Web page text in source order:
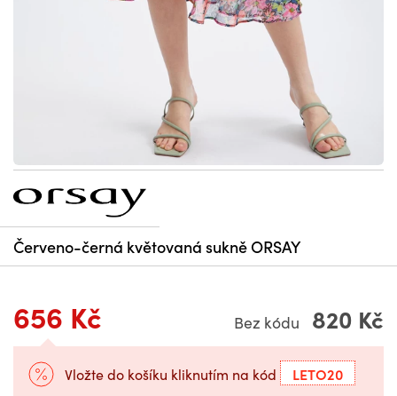
Červeno-černá květovaná sukně ORSAY
656 Kč Bez kódu 820 Kč
Vložte do košíku kliknutím na kód LETO20